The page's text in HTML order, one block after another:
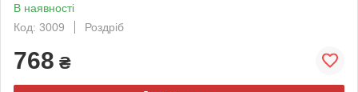
В наявності
Код: 3009
Роздріб
768 ₴